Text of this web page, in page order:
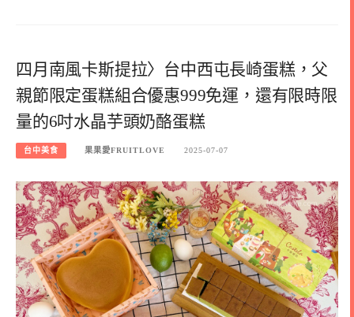
四月南風卡斯提拉〉台中西屯長崎蛋糕，父
親節限定蛋糕組合優惠999免運，還有限時限
量的6吋水晶芋頭奶酪蛋糕
台中美食 果果愛FRUITLOVE 2025-07-07